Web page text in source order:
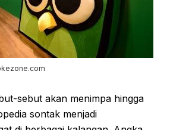
sebut akan menimpa hingga
sontak menjadi